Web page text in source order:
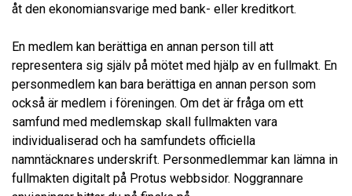
åt den ekonomiansvarige med bank- eller kreditkort.
En medlem kan berättiga en annan person till att
representera sig själv på mötet med hjälp av en fullmakt. En
personmedlem kan bara berättiga en annan person som
också är medlem i föreningen. Om det är fråga om ett
samfund med medlemskap skall fullmakten vara
individualiserad och ha samfundets officiella
namntäcknares underskrift. Personmedlemmar kan lämna in
fullmakten digitalt på Protus webbsidor. Noggrannare